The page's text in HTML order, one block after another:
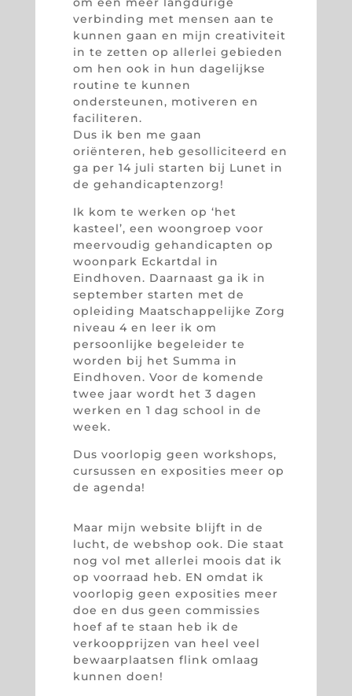
verbinding met mensen aan te
kunnen gaan en mijn creativiteit
in te zetten op allerlei gebieden
om hen ook in hun dagelijkse
routine te kunnen
ondersteunen, motiveren en
faciliteren.
Dus ik ben me gaan
oriënteren, heb gesolliciteerd en
ga per 14 juli starten bij Lunet in
de gehandicaptenzorg!
Ik kom te werken op ‘het
kasteel’, een woongroep voor
meervoudig gehandicapten op
woonpark Eckartdal in
Eindhoven. Daarnaast ga ik in
september starten met de
opleiding Maatschappelijke Zorg
niveau 4 en leer ik om
persoonlijke begeleider te
worden bij het Summa in
Eindhoven. Voor de komende
twee jaar wordt het 3 dagen
werken en 1 dag school in de
week.
Dus voorlopig geen workshops,
cursussen en exposities meer op
de agenda!
Maar mijn website blijft in de
lucht, de webshop ook. Die staat
nog vol met allerlei moois dat ik
op voorraad heb. EN omdat ik
voorlopig geen exposities meer
doe en dus geen commissies
hoef af te staan heb ik de
verkoopprijzen van heel veel
bewaarplaatsen flink omlaag
kunnen doen!